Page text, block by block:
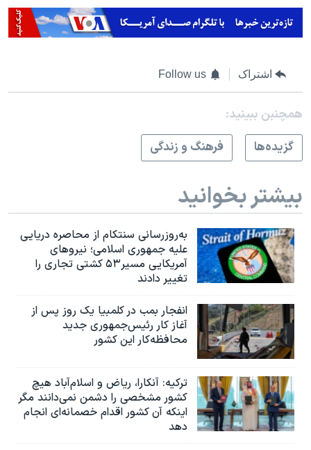
اشتراک Follow us
همچنبن ببینید:
گزيده‌ها
فرهنگ و زندگی
بیشتر بخوانید
به‌روزرسانی سنتکام از محاصره دریایی
علیه جمهوری اسلامی؛ نیروهای
آمریکایی مسیر۵۳ کشتی تجاری را
تغییر دادند
انفجار بمب‌‌ در کلمبیا یک روز پس از
آغاز کار رئیس‌جمهوری جدید
محافظه‌کار این کشور
ترکیه: آنکارا، ریاض و اسلام‌آباد هیچ
کشور مشخصی را دشمن نمی‌دانند مگر
اینکه آن کشور اقدام خصمانه‌ای انجام
دهد